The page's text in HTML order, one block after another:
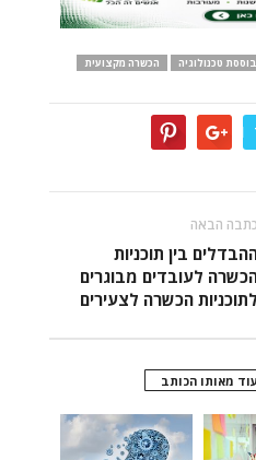
טכנולוגיה
הכשרה מקצועית
כתבה הבאה
בין תוכניות
לעובדים מבוגרים
לתוכניות הכשרה לצעירים
עוד מאותו הכותב